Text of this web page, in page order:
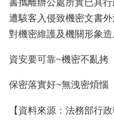
遭駭客入侵致機密文書
對機密維護及機關形象造
資安要可靠~機密不亂拷
保密落實好~無洩密煩惱
【資料來源：法務部行政